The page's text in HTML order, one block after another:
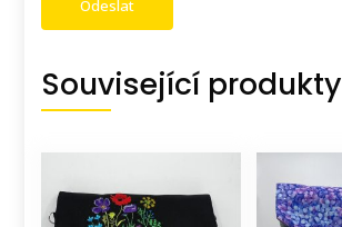
Související produkty